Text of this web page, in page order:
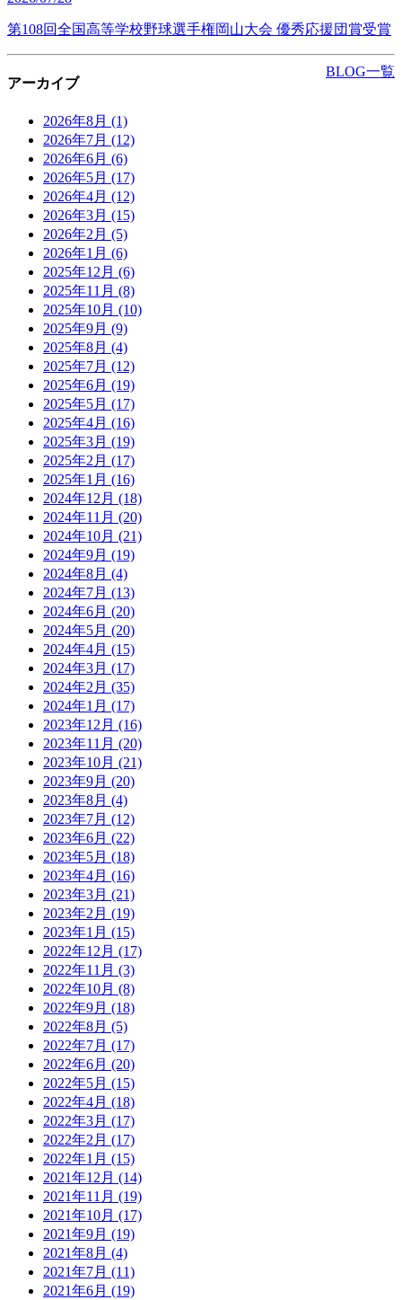
第108回全国高等学校野球選手権岡山大会 優秀応援団賞受賞
BLOG一覧
アーカイブ
2026年8月 (1)
2026年7月 (12)
2026年6月 (6)
2026年5月 (17)
2026年4月 (12)
2026年3月 (15)
2026年2月 (5)
2026年1月 (6)
2025年12月 (6)
2025年11月 (8)
2025年10月 (10)
2025年9月 (9)
2025年8月 (4)
2025年7月 (12)
2025年6月 (19)
2025年5月 (17)
2025年4月 (16)
2025年3月 (19)
2025年2月 (17)
2025年1月 (16)
2024年12月 (18)
2024年11月 (20)
2024年10月 (21)
2024年9月 (19)
2024年8月 (4)
2024年7月 (13)
2024年6月 (20)
2024年5月 (20)
2024年4月 (15)
2024年3月 (17)
2024年2月 (35)
2024年1月 (17)
2023年12月 (16)
2023年11月 (20)
2023年10月 (21)
2023年9月 (20)
2023年8月 (4)
2023年7月 (12)
2023年6月 (22)
2023年5月 (18)
2023年4月 (16)
2023年3月 (21)
2023年2月 (19)
2023年1月 (15)
2022年12月 (17)
2022年11月 (3)
2022年10月 (8)
2022年9月 (18)
2022年8月 (5)
2022年7月 (17)
2022年6月 (20)
2022年5月 (15)
2022年4月 (18)
2022年3月 (17)
2022年2月 (17)
2022年1月 (15)
2021年12月 (14)
2021年11月 (19)
2021年10月 (17)
2021年9月 (19)
2021年8月 (4)
2021年7月 (11)
2021年6月 (19)